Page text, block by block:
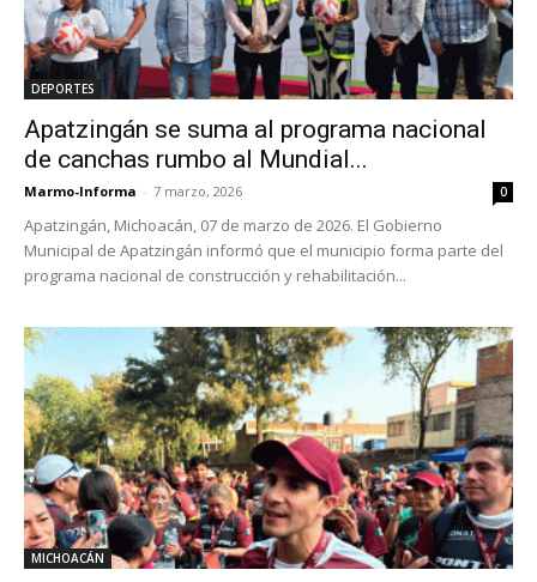
DEPORTES
Apatzingán se suma al programa nacional
de canchas rumbo al Mundial...
Marmo-Informa - 7 marzo, 2026 0
Apatzingán, Michoacán, 07 de marzo de 2026. El Gobierno
Municipal de Apatzingán informó que el municipio forma parte del
programa nacional de construcción y rehabilitación...
MICHOACÁN